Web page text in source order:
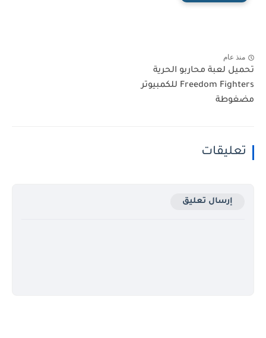
منذ عام
تحميل لعبة محاربو الحرية
Freedom Fighters للكمبيوتر
مضغوطة
تعليقات
إرسال تعليق